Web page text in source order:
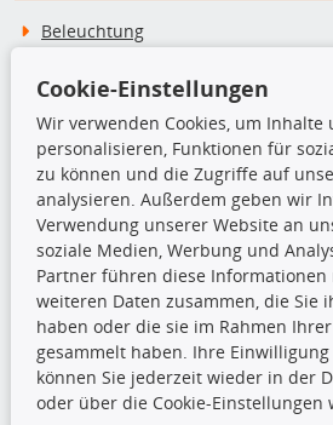
Beleuchtung
Bremsscheiben
Querlenker
Radlager
Stoßdämpfer
TecDoc Inside
Die hier angezeigten Daten insbesondere die
nicht kopiert werden.
Cookie-Einstellungen
Wir verwenden Cookies, um Inhalte
personalisieren, Funktionen für
zu können und die Zugriffe auf
analysieren. Außerdem geben wir
Verwendung unserer Website an
soziale Medien, Werbung und
Partner führen diese
weiteren Daten zusammen, die Sie
haben oder die sie im Rahmen
gesammelt haben. Ihre
können Sie jederzeit wieder in der
oder über die Cookie-Einstellungen